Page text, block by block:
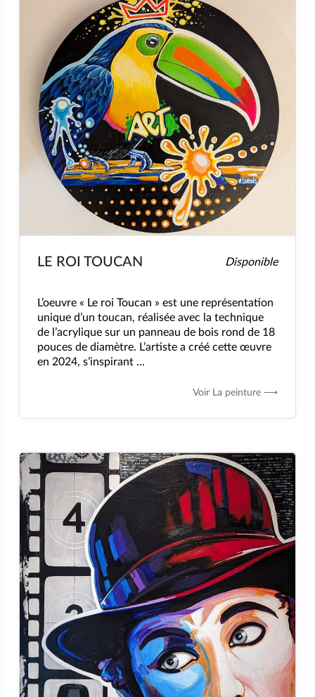
LE ROI TOUCAN Disponible
L’oeuvre « Le roi Toucan » est une représentation
unique d’un toucan, réalisée avec la technique
de l’acrylique sur un panneau de bois rond de 18
pouces de diamètre. L’artiste a créé cette œuvre
en 2024, s’inspirant ...
Voir La peinture ⟶